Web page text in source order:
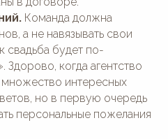
Команда должна
а не навязывать свои
свадьба будет по-
Здорово, когда агентство
интересных
но в первую очередь
персональные пожелания